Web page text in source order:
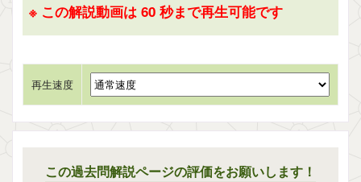
※ この解説動画は 60 秒まで再生可能です
再生速度
この過去問解説ページの評価をお願いします！